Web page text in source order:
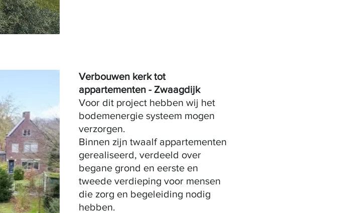
Verbouwen kerk tot
appartementen - Zwaagdijk
Voor dit project hebben wij het
bodemenergie systeem mogen
verzorgen.
Binnen zijn twaalf appartementen
gerealiseerd, verdeeld over
begane grond en eerste en
tweede verdieping voor mensen
die zorg en begeleiding nodig
hebben.